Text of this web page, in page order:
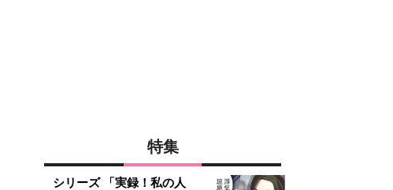
特集
シリーズ 「実録！私の人